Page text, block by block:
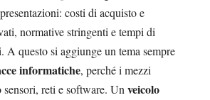
costi di acquisto e
normative stringenti e tempi di
A questo si aggiunge un tema sempre
informatiche, perché i mezzi
reti e software. Un veicolo